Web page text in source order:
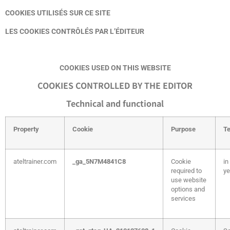
COOKIES UTILISÉS SUR CE SITE
LES COOKIES CONTRÔLÉS PAR L’ÉDITEUR
COOKIES USED ON THIS WEBSITE
COOKIES CONTROLLED BY THE EDITOR
Technical and functional
Property Cookie Purpose
ateltrainer.com _ga_5N7M4841C8
Cookie
required to
use website
options and
services
in